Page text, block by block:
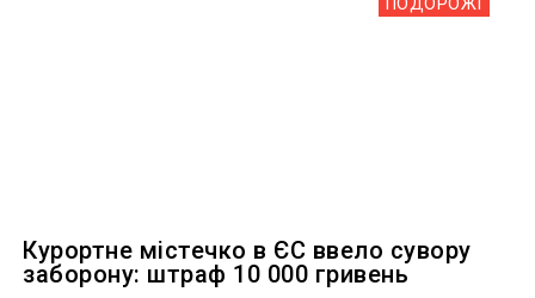
ПОДОРОЖІ
Курортне містечко в ЄС ввело сувору
заборону: штраф 10 000 гривень